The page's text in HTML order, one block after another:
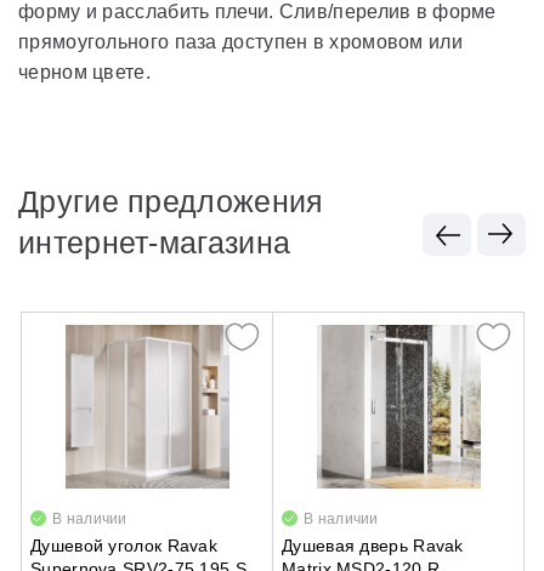
форму и расслабить плечи. Слив/перелив в форме
прямоугольного паза доступен в хромовом или
черном цвете.
Другие предложения
интернет-магазина
В наличии
Душевой уголок Ravak
В наличии
Душевая дверь Ravak